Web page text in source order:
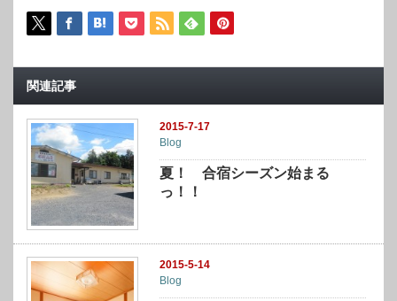
関連記事
2015-7-17
Blog
夏！ 合宿シーズン始まる
っ！！
2015-5-14
Blog